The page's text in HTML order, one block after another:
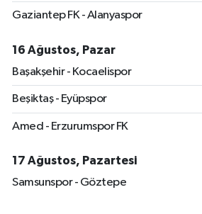
Gaziantep FK - Alanyaspor
16 Ağustos, Pazar
Başakşehir - Kocaelispor
Beşiktaş - Eyüpspor
Amed - Erzurumspor FK
17 Ağustos, Pazartesi
Samsunspor - Göztepe